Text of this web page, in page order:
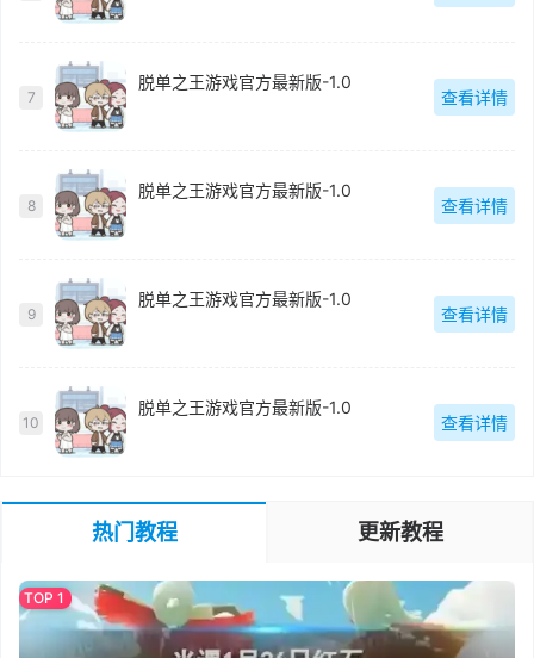
7
脱单之王游戏官方最新版-1.0
查看详情
8
脱单之王游戏官方最新版-1.0
查看详情
9
脱单之王游戏官方最新版-1.0
查看详情
10
脱单之王游戏官方最新版-1.0
查看详情
热门教程 更新教程